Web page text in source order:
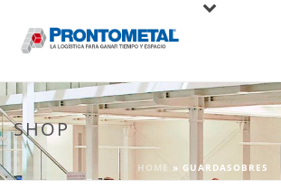
SHOP
HOME » GUARDASOBRES